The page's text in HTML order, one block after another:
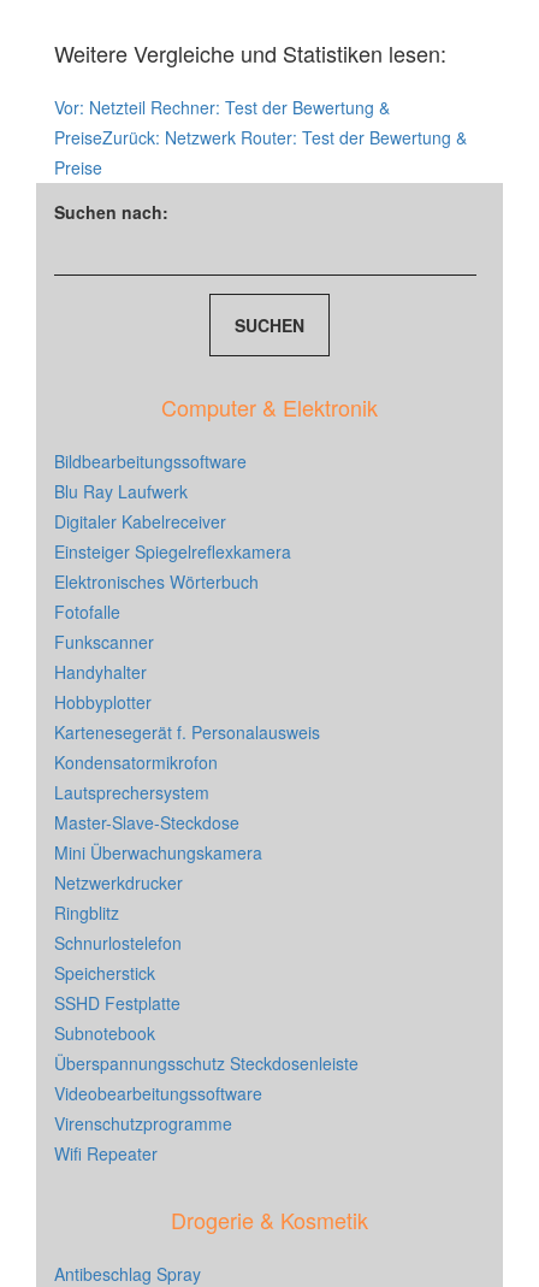
Weitere Vergleiche und Statistiken lesen:
Vor: Netzteil Rechner: Test der Bewertung &
PreiseZurück: Netzwerk Router: Test der Bewertung &
Preise
Suchen nach:
Computer & Elektronik
Bildbearbeitungssoftware
Blu Ray Laufwerk
Digitaler Kabelreceiver
Einsteiger Spiegelreflexkamera
Elektronisches Wörterbuch
Fotofalle
Funkscanner
Handyhalter
Hobbyplotter
Kartenesegerät f. Personalausweis
Kondensatormikrofon
Lautsprechersystem
Master-Slave-Steckdose
Mini Überwachungskamera
Netzwerkdrucker
Ringblitz
Schnurlostelefon
Speicherstick
SSHD Festplatte
Subnotebook
Überspannungsschutz Steckdosenleiste
Videobearbeitungssoftware
Virenschutzprogramme
Wifi Repeater
Drogerie & Kosmetik
Antibeschlag Spray